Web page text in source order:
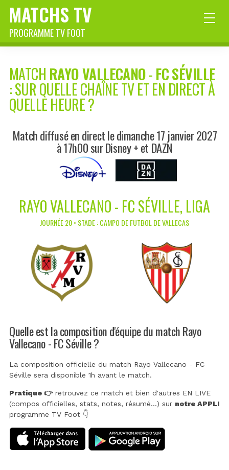
MATCHS TV
PROGRAMME TV FOOT
MATCH RAYO VALLECANO-FC SÉVILLE
: SUR QUELLE CHAÎNE TV ET EN DIRECT À
QUELLE HEURE ?
Match diffusé en direct le dimanche 17 janvier 2027
à 17h00 sur Disney + et DAZN
RAYO VALLECANO - FC SÉVILLE, LIGA
JOURNÉE 20 • STADE : CAMPO DE FUTBOL DE VALLECAS
Quelle est la composition d'équipe du match Rayo
Vallecano - FC Séville ?
La composition officielle du match Rayo Vallecano - FC
Séville sera disponible 1h avant le match.
Pratique 👉retrouvez ce match et bien d'autres EN LIVE
(compos officielles, stats, notes, résumé...) sur notre APPLI
programme TV Foot 👇